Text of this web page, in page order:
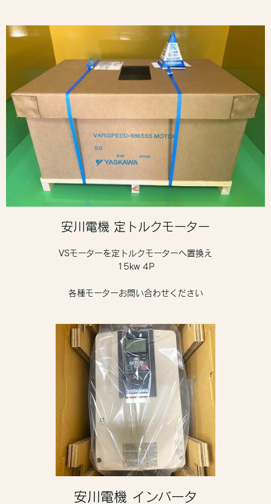
安川電機 定トルクモーター
VSモーターを定トルクモーターへ置換え
15kw 4P
各種モーターお問い合わせください
安川電機 インバータ